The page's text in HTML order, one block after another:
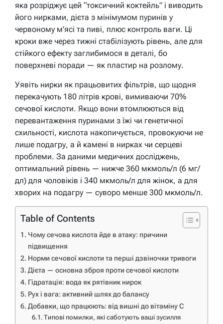
яка розріджує цей “токсичний коктейль” і виводить
його нирками, дієта з мінімумом пуринів у
червоному м’ясі та пиві, плюс контроль ваги. Ці
кроки вже через тижні стабілізують рівень, але для
стійкого ефекту заглибимося в деталі, бо
поверхневі поради — як пластир на розлому.
Уявіть нирки як працьовитих фільтрів, що щодня
перекачують 180 літрів крові, вимиваючи 70%
сечової кислоти. Якщо вони втомлюються від
перевантаження пуринами з їжі чи генетичної
схильності, кислота накопичується, провокуючи не
лише подагру, а й камені в нирках чи серцеві
проблеми. За даними медичних досліджень,
оптимальний рівень — нижче 360 мкмоль/л (6 мг/
дл) для чоловіків і 340 мкмоль/л для жінок, а для
хворих на подагру — суворо менше 300 мкмоль/л.
Table of Contents
Чому сечова кислота йде в атаку: причини
підвищення
Норми сечової кислоти та перші дзвіночки тривоги
Дієта — основна зброя проти сечової кислоти
Гідратація: вода як рятівник нирок
Рух і вага: активний шлях до балансу
Добавки, що працюють: від вишні до вітаміну С
Типові помилки, які саботують ваші зусилля